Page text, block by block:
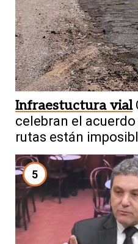
Infraestuctura vial
celebran el
rutas están
5